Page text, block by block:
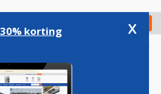
Check in
korting x